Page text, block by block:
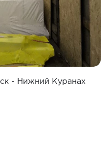
- Нижний Куранах